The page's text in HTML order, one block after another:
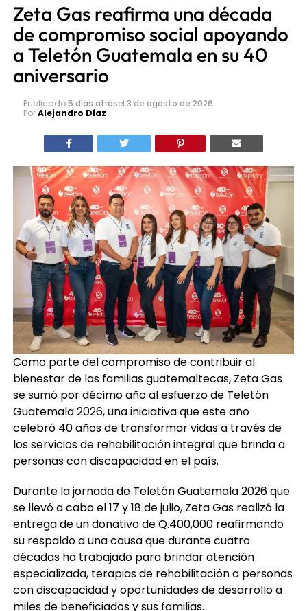
Zeta Gas reafirma una década
de compromiso social apoyando
a Teletón Guatemala en su 40
aniversario
Publicado5 días atrásel 3 de agosto de 2026
PorAlejandro Díaz
Como parte del compromiso de contribuir al
bienestar de las familias guatemaltecas, Zeta Gas
se sumó por décimo año al esfuerzo de Teletón
Guatemala 2026, una iniciativa que este año
celebró 40 años de transformar vidas a través de
los servicios de rehabilitación integral que brinda a
personas con discapacidad en el país.
Durante la jornada de Teletón Guatemala 2026 que
se llevó a cabo el 17 y 18 de julio, Zeta Gas realizó la
entrega de un donativo de Q.400,000 reafirmando
su respaldo a una causa que durante cuatro
décadas ha trabajado para brindar atención
especializada, terapias de rehabilitación a personas
con discapacidad y oportunidades de desarrollo a
miles de beneficiados y sus familias.